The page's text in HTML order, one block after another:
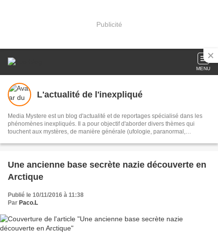
Publicité
MENU
L'actualité de l'inexpliqué
Media Mystere est un blog d'actualité et de reportages spécialisé dans les
phénomènes inexpliqués. Il a pour objectif d'aborder divers thèmes qui
touchent aux mystères, de manière générale (ufologie, paranormal,
Une ancienne base secrète nazie découverte en
Arctique
Publié le 10/11/2016 à 11:38
Par Paco.L